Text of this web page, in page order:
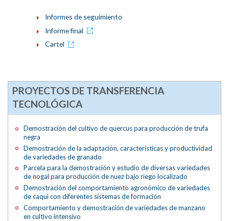
Informes de seguimiento
Informe final
Cartel
PROYECTOS DE TRANSFERENCIA
TECNOLÓGICA
Demostración del cultivo de quercus para producción de trufa
negra
Demostración de la adaptación, características y productividad
de variedades de granado
Parcela para la demostración y estudio de diversas variedades
de nogal para producción de nuez bajo riego localizado
Demostración del comportamiento agronómico de variedades
de caqui con diferentes sistemas de formación
Comportamiento y demostración de variedades de manzano
en cultivo intensivo